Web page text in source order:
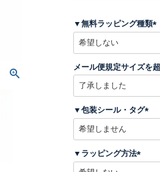
▼無料ラッピング種類
須
)
メール便規定サイズを
▼包装シール・タグ
)
▼ラッピング方法